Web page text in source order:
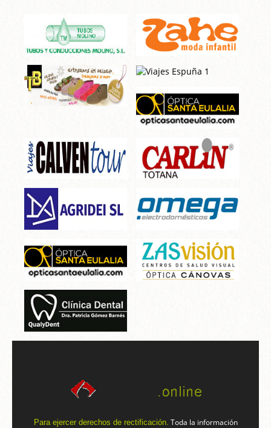
Para ejercer derechos de rectificación. Toda la información